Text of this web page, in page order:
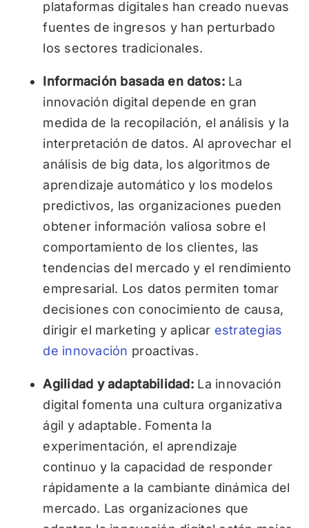
plataformas digitales han creado nuevas
fuentes de ingresos y han perturbado
los sectores tradicionales.
Información basada en datos: La
innovación digital depende en gran
medida de la recopilación, el análisis y la
interpretación de datos. Al aprovechar el
análisis de big data, los algoritmos de
aprendizaje automático y los modelos
predictivos, las organizaciones pueden
obtener información valiosa sobre el
comportamiento de los clientes, las
tendencias del mercado y el rendimiento
empresarial. Los datos permiten tomar
decisiones con conocimiento de causa,
dirigir el marketing y aplicar estrategias
de innovación proactivas.
Agilidad y adaptabilidad: La innovación
digital fomenta una cultura organizativa
ágil y adaptable. Fomenta la
experimentación, el aprendizaje
continuo y la capacidad de responder
rápidamente a la cambiante dinámica del
mercado. Las organizaciones que